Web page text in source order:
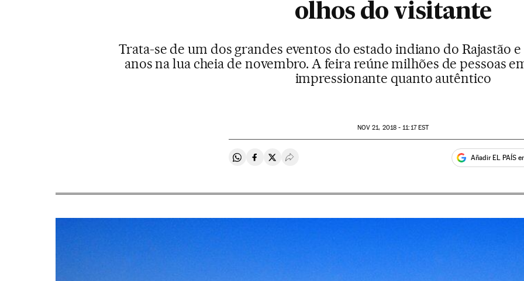
olhos do visitante
Trata-se de um dos grandes eventos do estado indiano do Rajastão
anos na lua cheia de novembro. A feira reúne milhões de pessoas
impressionante quanto autêntico
NOV 21, 2018 - 11:17EST
Compartir en Whatsapp
Compartir en Facebook
Compartir en Twitter
Desplegar Redes Sociales Añadir EL PAÍS